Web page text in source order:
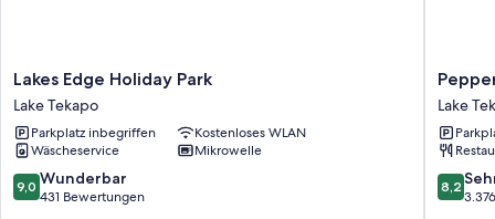
Kochnischen, Kühlschränke und Geschirrspüler
Lakes
Edge
Holiday
Park
Lake
Tekapo
Lakes Edge Holiday Park
Lake Tekapo
Parkplatz inbegriffen
Kostenloses WLAN
Wäscheservice
Mikrowelle
9.0
von
9,0 Wunderbar
431 Bewertungen
Peppers
Resort
Lake
Tekapo
Lake
8.2
von
8,2